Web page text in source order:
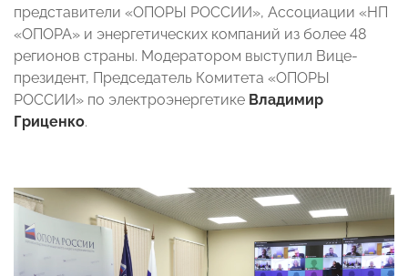
представители «ОПОРЫ РОССИИ», Ассоциации «НП
«ОПОРА» и энергетических компаний из более 48
регионов страны. Модератором выступил Вице-
президент, Председатель Комитета «ОПОРЫ
РОССИИ» по электроэнергетике Владимир
Гриценко.